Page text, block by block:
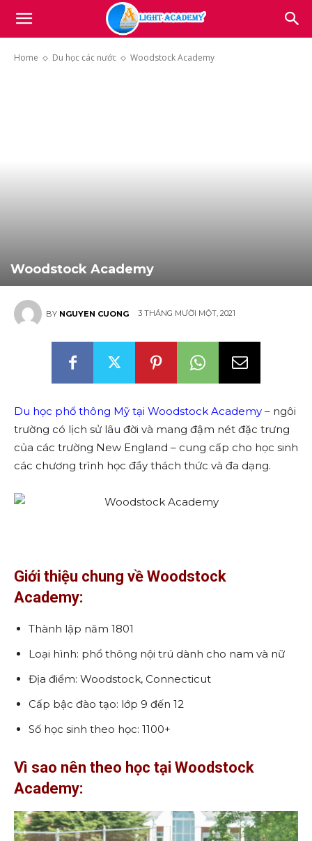
Light
Home Du học các nước Woodstock Academy
Woodstock Academy
BY NGUYEN CUONG 3 THÁNG MƯỜI MỘT, 2021
Du học phổ thông Mỹ tại Woodstock Academy – ngôi
trường có lịch sử lâu đời và mang đậm nét đặc trưng
của các trường New England – cung cấp cho học sinh
các chương trình học đầy thách thức và đa dạng.
Giới thiệu chung về Woodstock
Academy:
Thành lập năm 1801
Loại hình: phổ thông nội trú dành cho nam và nữ
Địa điểm: Woodstock, Connecticut
Cấp bậc đào tạo: lớp 9 đến 12
Số học sinh theo học: 1100+
Vì sao nên theo học tại Woodstock
Academy: